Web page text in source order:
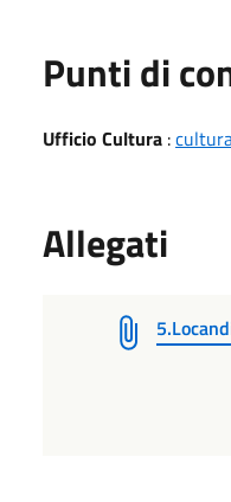
Punti di
Ufficio Cultura :
Allegati